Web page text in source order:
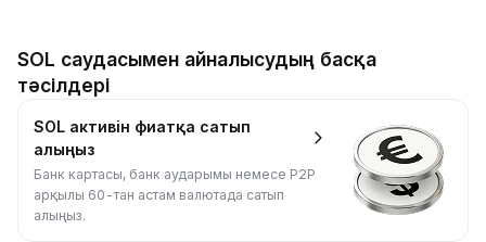
SOL саудасымен айналысудың басқа
тәсілдері
SOL активін фиатқа сатып
алыңыз
Банк картасы, банк аударымы немесе P2P
арқылы 60-тан астам валютада сатып
алыңыз.